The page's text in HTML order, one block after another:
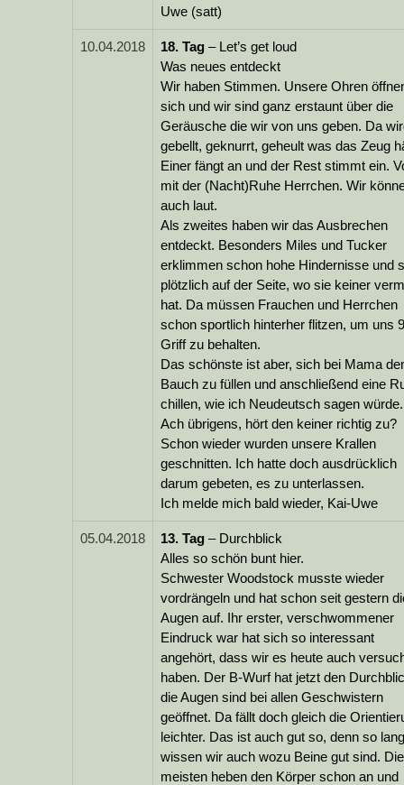
Uwe (satt)
10.04.2018 18. Tag – Let’s get loud
Was neues entdeckt
Wir haben Stimmen. Unsere Ohren
sich und wir sind ganz erstaunt über die
Geräusche die wir von uns geben. Da
gebellt, geknurrt, geheult was das Zeug
Einer fängt an und der Rest stimmt ein.
mit der (Nacht)Ruhe Herrchen. Wir
auch laut.
Als zweites haben wir das Ausbrechen
entdeckt. Besonders Miles und Tucker
erklimmen schon hohe Hindernisse und
plötzlich auf der Seite, wo sie keiner
hat. Da müssen Frauchen und Herrchen
schon sportlich hinterher flitzen, um uns
Griff zu behalten.
Das schönste ist aber, sich bei Mama
Bauch zu füllen und anschließend eine
chillen, wie ich Neudeutsch sagen würde.
Ach übrigens, hört den keiner richtig zu?
Schon wieder wurden unsere Krallen
geschnitten. Ich hatte doch ausdrücklich
darum gebeten, es zu unterlassen.
Ich melde mich bald wieder, Kai-Uwe
05.04.2018 13. Tag – Durchblick
Alles so schön bunt hier.
Schwester Woodstock musste wieder
vordrängeln und hat schon seit gestern
Augen auf. Ihr erster, verschwommener
Eindruck war hat sich so interessant
angehört, dass wir es heute auch
haben. Der B-Wurf hat jetzt den
die Augen sind bei allen Geschwistern
geöffnet. Da fällt doch gleich die
leichter. Das ist auch gut so, denn so
wissen wir auch wozu Beine gut sind. Die
meisten heben den Körper schon an und